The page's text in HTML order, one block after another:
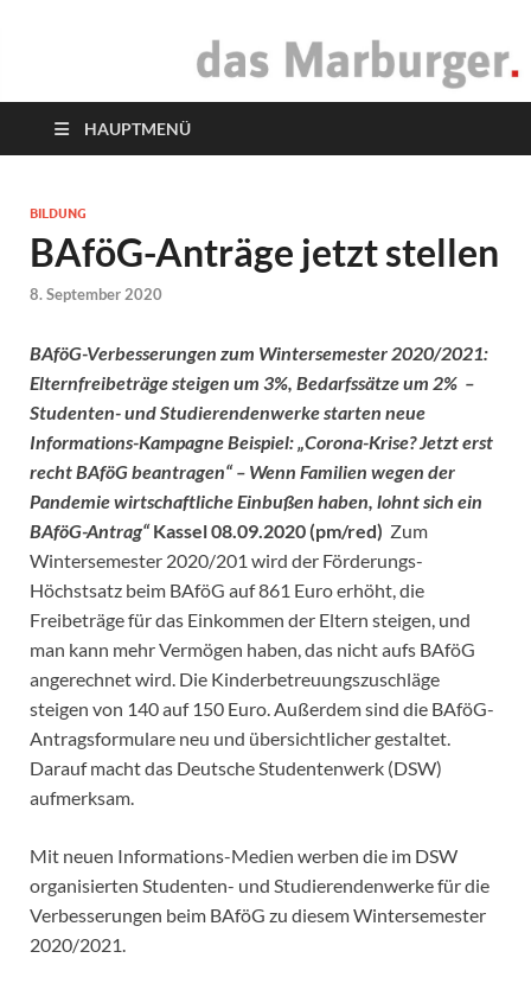
das Marburger.
HAUPTMENÜ
BILDUNG
BAföG-Anträge jetzt stellen
8. September 2020
BAföG-Verbesserungen zum Wintersemester 2020/2021:
Elternfreibeträge steigen um 3%, Bedarfssätze um 2% –
Studenten- und Studierendenwerke starten neue
Informations-KampagneBeispiel: „Corona-Krise? Jetzt erst
recht BAföG beantragen“ – Wenn Familien wegen der
Pandemie wirtschaftliche Einbußen haben, lohnt sich ein
BAföG-Antrag“Kassel 08.09.2020 (pm/red) Zum
Wintersemester 2020/201 wird der Förderungs-
Höchstsatz beim BAföG auf 861 Euro erhöht, die
Freibeträge für das Einkommen der Eltern steigen, und
man kann mehr Vermögen haben, das nicht aufs BAföG
angerechnet wird. Die Kinderbetreuungszuschläge
steigen von 140 auf 150 Euro. Außerdem sind die BAföG-
Antragsformulare neu und übersichtlicher gestaltet.
Darauf macht das Deutsche Studentenwerk (DSW)
aufmerksam.
Mit neuen Informations-Medien werben die im DSW
organisierten Studenten- und Studierendenwerke für die
Verbesserungen beim BAföG zu diesem Wintersemester
2020/2021.